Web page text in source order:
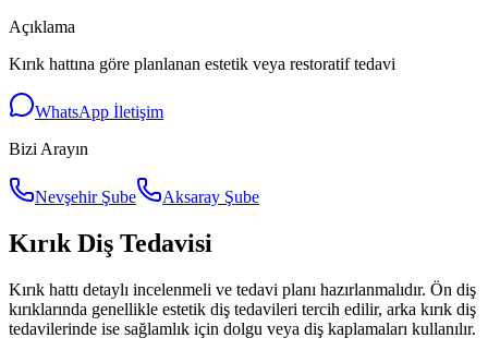
Açıklama
Kırık hattına göre planlanan estetik veya restoratif tedavi
WhatsApp İletişim
Bizi Arayın
Nevşehir Şube Aksaray Şube
Kırık Diş Tedavisi
Kırık hattı detaylı incelenmeli ve tedavi planı hazırlanmalıdır. Ön diş
kırıklarında genellikle estetik diş tedavileri tercih edilir, arka kırık diş
tedavilerinde ise sağlamlık için dolgu veya diş kaplamaları kullanılır.